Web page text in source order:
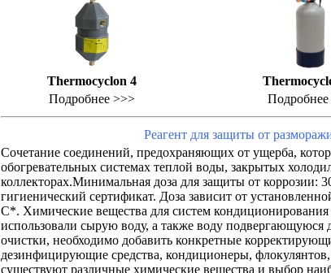
Thermocyclon 4
Подробнее >>>
Реагент для защиты от
Сочетание соединений, предохраняющих от ущерба,
обогревательных системах теплой воды, закрытых
коллекторах.Минимальная доза для защиты от коррозии:
гигиенический сертификат. Доза зависит от
С*. Химические вещества для систем
использовали сырую воду, а также воду
очистки, необходимо добавить конкретные
дезинфицирующие средства, кондиционеры,
существуют различные химические вещества и выбор